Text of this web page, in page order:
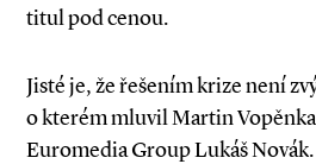
titul pod cenou.
Jisté je, že řešením krize není
o kterém mluvil Martin
Euromedia Group Lukáš